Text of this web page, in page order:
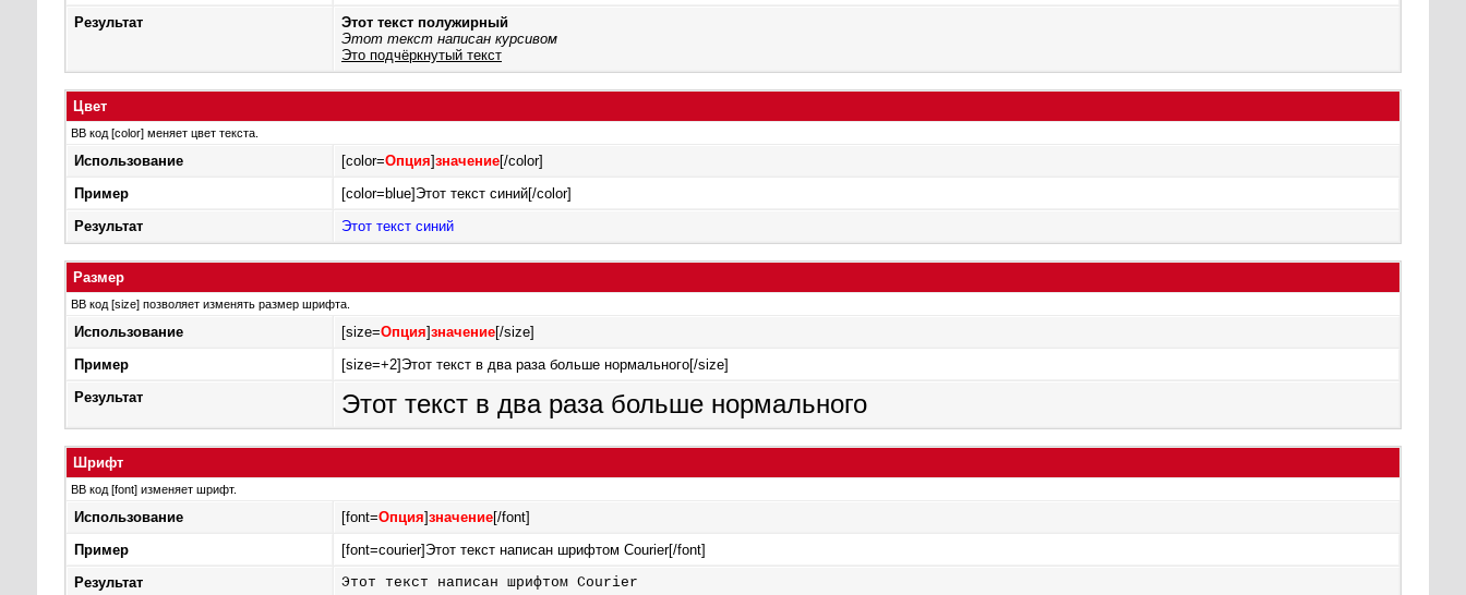
Результат
Этот текст полужирный
Этот текст написан курсивом
Это подчёркнутый текст
Цвет
BB код [color] меняет цвет текста.
Использование [color=Опция]значение[/color]
Пример
[color=blue]Этот текст синий[/color]
Результат
Этот текст синий
Размер
BB код [size] позволяет изменять размер шрифта.
Использование [size=Опция]значение[/size]
Пример
[size=+2]Этот текст в два раза больше нормального[/size]
Результат
Этот текст в два раза больше нормального
Шрифт
BB код [font] изменяет шрифт.
Использование [font=Опция]значение[/font]
Пример
[font=courier]Этот текст написан шрифтом Courier[/font]
Результат
Этот текст написан шрифтом Courier